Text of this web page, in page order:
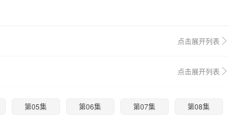
点击展开列表
点击展开列表
第05集 第06集 第07集 第08集